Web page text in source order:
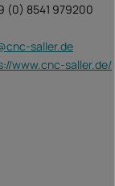
(0) 8541 979200
saller.de
www.cnc-saller.de/